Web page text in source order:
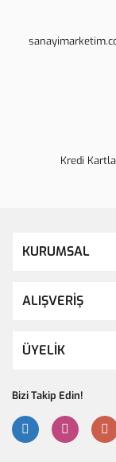
Kredi
KURUMSAL
ALIŞVERİŞ
ÜYELİK
Bizi Takip Edin!